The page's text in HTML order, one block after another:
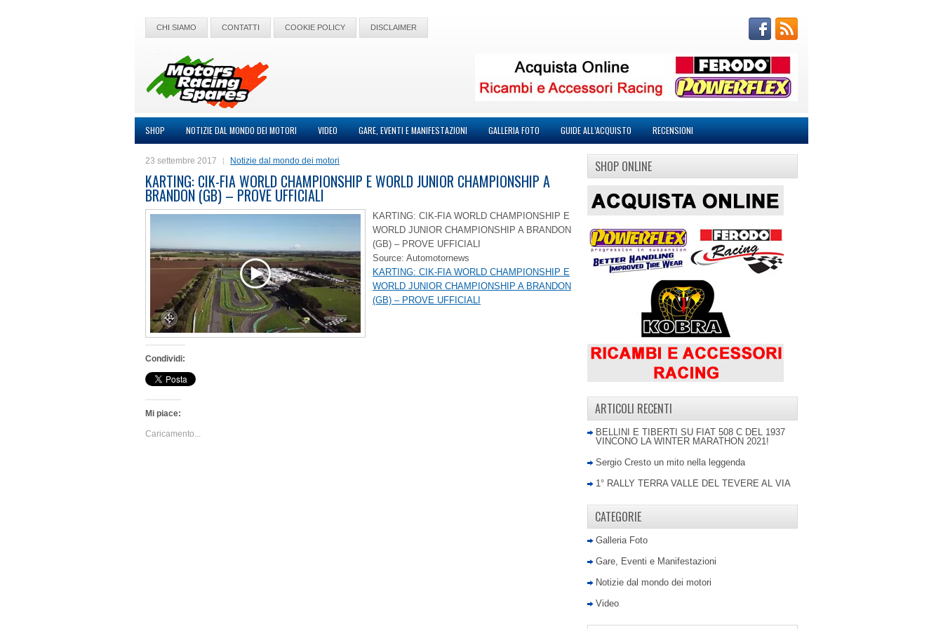
CHI SIAMO CONTATTI COOKIE POLICY DISCLAIMER
SHOP NOTIZIE DAL MONDO DEI MOTORI VIDEO GARE, EVENTI E MANIFESTAZIONI GALLERIA FOTO GUIDE ALL’ACQUISTO RECENSIONI
23 settembre 2017 Notizie dal mondo dei motori
KARTING: CIK-FIA WORLD CHAMPIONSHIP E WORLD JUNIOR CHAMPIONSHIP A
BRANDON (GB) – PROVE UFFICIALI
KARTING: CIK-FIA WORLD CHAMPIONSHIP E
WORLD JUNIOR CHAMPIONSHIP A BRANDON
(GB) – PROVE UFFICIALI
Source: Automotornews
KARTING: CIK-FIA WORLD CHAMPIONSHIP E
WORLD JUNIOR CHAMPIONSHIP A BRANDON
(GB) – PROVE UFFICIALI
Condividi:
Mi piace:
Caricamento...
SHOP ONLINE
ARTICOLI RECENTI
BELLINI E TIBERTI SU FIAT 508 C DEL 1937
VINCONO LA WINTER MARATHON 2021!
Sergio Cresto un mito nella leggenda
1° RALLY TERRA VALLE DEL TEVERE AL VIA
CATEGORIE
Galleria Foto
Gare, Eventi e Manifestazioni
Notizie dal mondo dei motori
Video